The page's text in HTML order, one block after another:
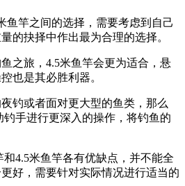
鱼竿之间的选择，需要考虑到自己
的抉择中作出最为合理的选择。
之旅，4.5米鱼竿会更为适合，悬
也是其必胜利器。
钓或者面对更大型的鱼类，那么
钓手进行更深入的操作，将钓鱼的
和4.5米鱼竿各有优缺点，并不能全
好，需要针对实际情况进行适当的